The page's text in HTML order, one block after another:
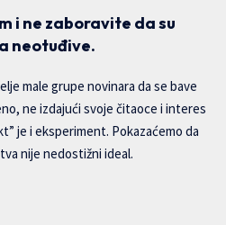
i ne zaboravite da su
neotuđive.
male grupe novinara da se bave
ne izdajući svoje čitaoce i interes
je i eksperiment. Pokazaćemo da
nije nedostižni ideal.